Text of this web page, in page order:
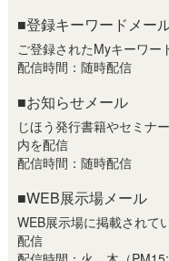
■登録キーワードメー
ご登録されたMyキーワー
配信時間：随時配信
■お知らせメール
じほう発行書籍やセミナ
内を配信
配信時間：随時配信
■WEB展示場メール
WEB展示場に掲載されて
配信